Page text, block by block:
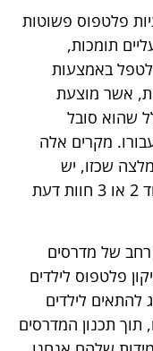
פלטפוס פשוטות
תומכות,
לטפל באמצעות
אשר מוצעת
שהוא סובל
מקרים אלה
שכזו, יש
לשקול אותה היטב ולנסות לקבלת עוד 2 או 3 חוות דעת
רחב של מדרסים
פלטפוס לילדים
להתאים לילדים
תכנון המדרסים